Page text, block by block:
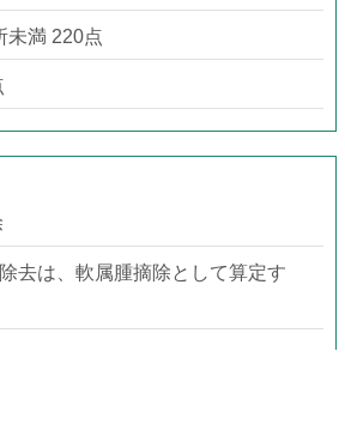
未満 220点
去は、軟属腫摘除として算定す